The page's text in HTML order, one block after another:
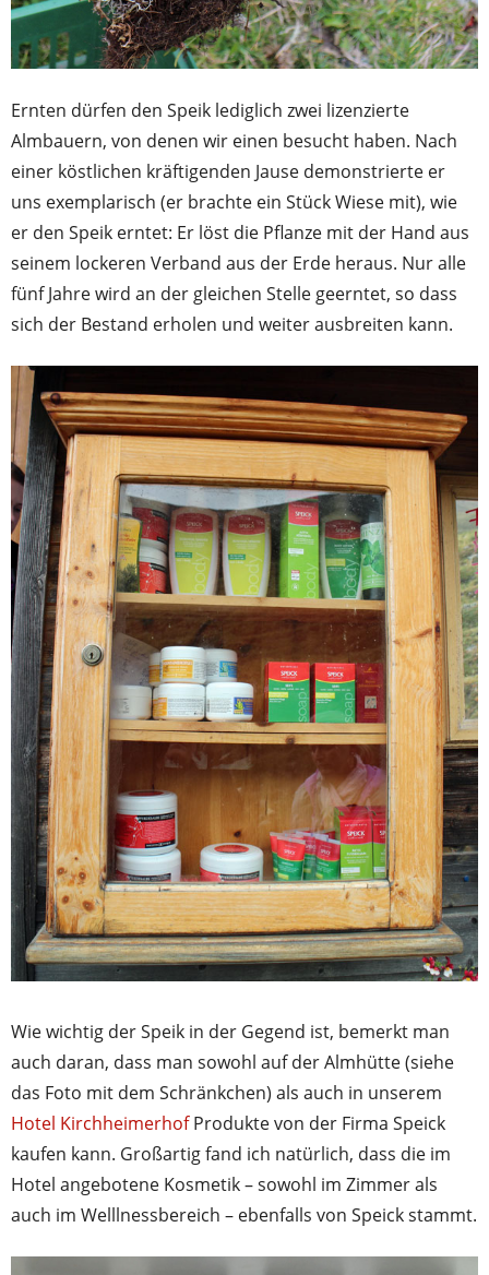
Ernten dürfen den Speik lediglich zwei lizenzierte
Almbauern, von denen wir einen besucht haben. Nach
einer köstlichen kräftigenden Jause demonstrierte er
uns exemplarisch (er brachte ein Stück Wiese mit), wie
er den Speik erntet: Er löst die Pflanze mit der Hand aus
seinem lockeren Verband aus der Erde heraus. Nur alle
fünf Jahre wird an der gleichen Stelle geerntet, so dass
sich der Bestand erholen und weiter ausbreiten kann.
Wie wichtig der Speik in der Gegend ist, bemerkt man
auch daran, dass man sowohl auf der Almhütte (siehe
das Foto mit dem Schränkchen) als auch in unserem
Hotel KirchheimerhofProdukte von der Firma Speick
kaufen kann. Großartig fand ich natürlich, dass die im
Hotel angebotene Kosmetik – sowohl im Zimmer als
auch im Welllnessbereich – ebenfalls von Speick stammt.